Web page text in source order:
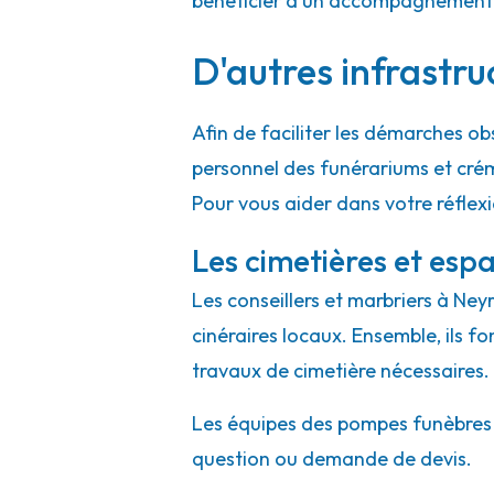
Pompes Funèbres Rapin - Mornant
9-11 Rue Du Souvenir-69440 Mornant
Consulter l'agence 04 78 44 02 64
A votre écoute 24h/24 7j/7
D'autres
Afin de faciliter les démarches
personnel des funérariums et
Pour vous aider dans votre
Les cimetières et
Les conseillers et marbriers à
cinéraires locaux. Ensemble, ils
travaux de cimetière nécessaires.
Les équipes des pompes
question ou demande de devis.